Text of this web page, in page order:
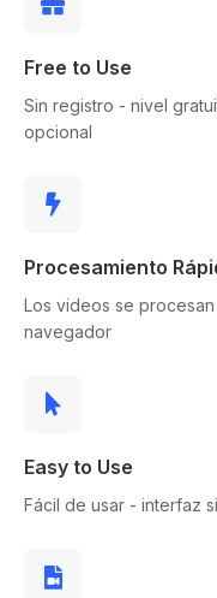
Free to Use
Sin registro - nivel
opcional
Procesamiento
Los videos se
navegador
Easy to Use
Fácil de usar - interfaz